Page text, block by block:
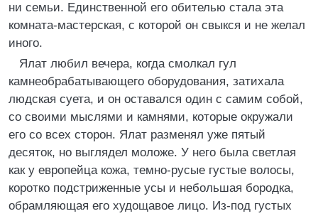
ни семьи. Единственной его обителью стала эта
комната-мастерская, с которой он свыкся и не желал
иного.
Ялат любил вечера, когда смолкал гул
камнеобрабатывающего оборудования, затихала
людская суета, и он оставался один с самим собой,
со своими мыслями и камнями, которые окружали
его со всех сторон. Ялат разменял уже пятый
десяток, но выглядел моложе. У него была светлая
как у европейца кожа, темно-русые густые волосы,
коротко подстриженные усы и небольшая бородка,
обрамляющая его худощавое лицо. Из-под густых